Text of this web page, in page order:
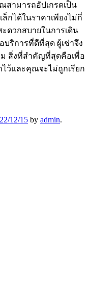
ามารถอัปเกรดเป็น
กได้ในราคาเพียงไม่กี่
ดวกสบายในการเดิน
ริการที่ดีที่สุด ผู้เช่าจึง
ม สิ่งที่สำคัญที่สุดคือเพื่อ
ว้และคุณจะไม่ถูกเรียก
12/15 by admin.